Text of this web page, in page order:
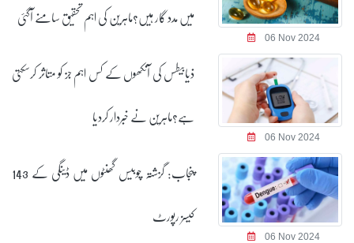
06 Nov 2024
میں مدد گار ہیں؟ماہرین کی اہم تحقیق سامنے آگئی
06 Nov 2024
ذیابیطس کی آنکھوں کے کس اہم جز کو متاثر کرسکتی
ہے؟ماہرین نے خبردار کردیا
06 Nov 2024
پنجاب: گزشتہ چوبیس گھنٹوں میں ڈینگی کے 143
کیسز رپورٹ